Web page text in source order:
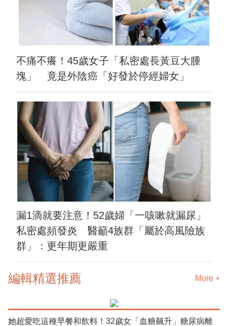
不痛不癢！45歲女子「私密處長黃豆大腫
塊」 竟是外陰癌「好發於停經婦女」
漏1滴就要注意！52歲婦「一咳嗽就漏尿」
私密處頻發炎 醫籲4族群「屬於高風險族
群」：更年期更嚴重
編輯精選推薦 More +
她超愛吃這種早餐和飲料！32歲女「血糖飆升」糖尿病離